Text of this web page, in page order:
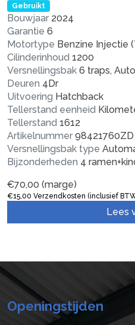
Gebruikt
Bouwjaar 2024
Garantie 6
Motortype Benzine Injectie
Cilinderinhoud 1200
Versnellingsbak 6 traps,
Deuren 4Dr
Uitvoering Hatchback
Tellerstand eenheid
Tellerstand 1612
Artikelnummer 98421760ZD
Versnellingsbak type
Bijzonderheden 4
€70,00 (marge)
€15,00 Verzendkosten (inclusief
Lees
Openingstijden